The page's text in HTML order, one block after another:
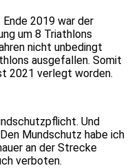
2019 war der
um 8 Triathlons
nicht unbedingt
ausgefallen. Somit
2021 verlegt worden.
Und
Mundschutz habe ich
an der Strecke
verboten.